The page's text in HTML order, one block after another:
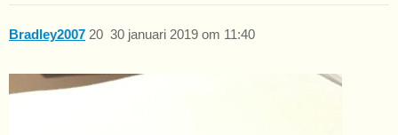
Bradley2007 30 januari 2019 om 11:40
20